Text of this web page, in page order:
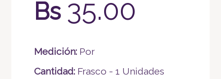
Bs 35.00
Medición: Por
Cantidad: Frasco - 1 Unidades